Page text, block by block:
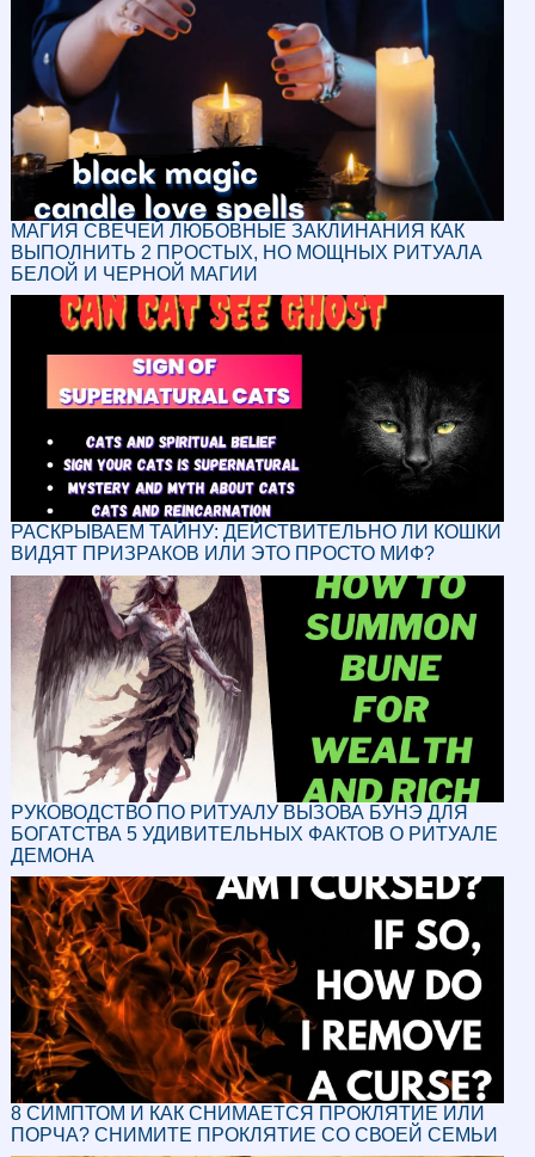
МАГИЯ СВЕЧЕЙ ЛЮБОВНЫЕ ЗАКЛИНАНИЯ КАК
ВЫПОЛНИТЬ 2 ПРОСТЫХ, НО МОЩНЫХ РИТУАЛА
БЕЛОЙ И ЧЕРНОЙ МАГИИ
РАСКРЫВАЕМ ТАЙНУ: ДЕЙСТВИТЕЛЬНО ЛИ КОШКИ
ВИДЯТ ПРИЗРАКОВ ИЛИ ЭТО ПРОСТО МИФ?
РУКОВОДСТВО ПО РИТУАЛУ ВЫЗОВА БУНЭ ДЛЯ
БОГАТСТВА 5 УДИВИТЕЛЬНЫХ ФАКТОВ О РИТУАЛЕ
ДЕМОНА
8 СИМПТОМ И КАК СНИМАЕТСЯ ПРОКЛЯТИЕ ИЛИ
ПОРЧА? СНИМИТЕ ПРОКЛЯТИЕ СО СВОЕЙ СЕМЬИ